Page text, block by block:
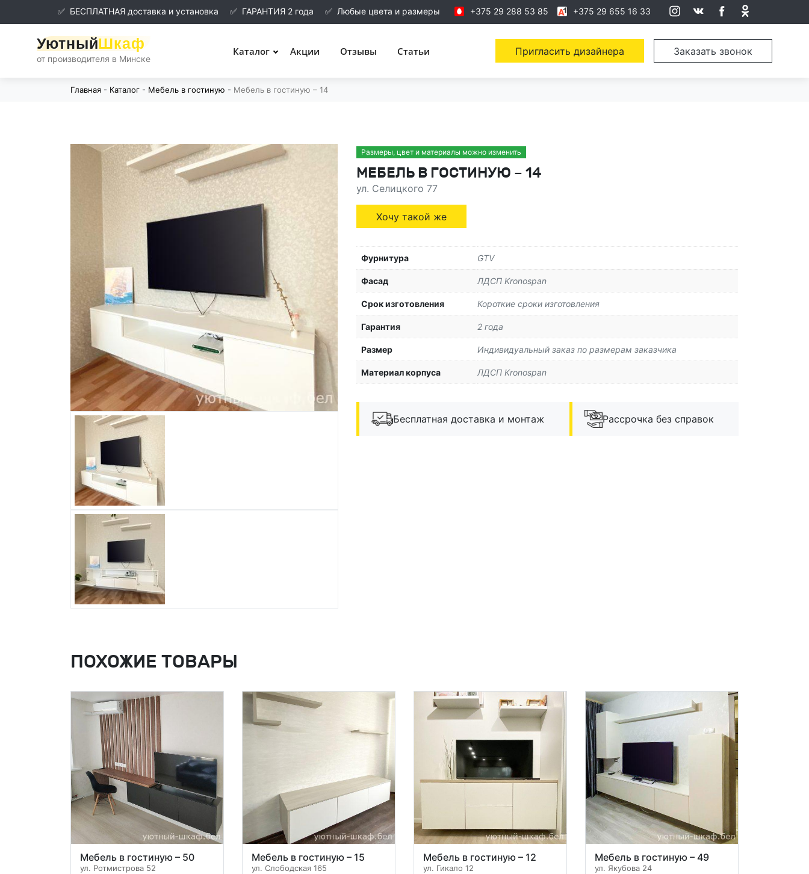
✅ БЕСПЛАТНАЯ доставка и установка ✅ ГАРАНТИЯ 2 года ✅ Любые цвета и размеры +375 29 288 53 85 +375 29 655 16 33
УютныйШкаф
от производителя в Минске
Каталог Акции Отзывы Статьи Пригласить дизайнера Заказать звонок
Главная - Каталог - Мебель в гостиную - Мебель в гостиную – 14
Размеры, цвет и материалы можно изменить
МЕБЕЛЬ В ГОСТИНУЮ – 14
ул. Селицкого 77
Хочу такой же
Фурнитура GTV
Фасад ЛДСП Kronospan
Срок изготовления Короткие сроки изготовления
Гарантия 2 года
Размер Индивидуальный заказ по размерам заказчика
Материал корпуса ЛДСП Kronospan
Бесплатная доставка и монтаж Рассрочка без справок
ПОХОЖИЕ ТОВАРЫ
Мебель в гостиную – 50
ул. Ротмистрова 52
Мебель в гостиную – 15
ул. Слободская 165
Мебель в гостиную – 12
ул. Гикало 12
Мебель в гостиную – 49
ул. Якубова 24